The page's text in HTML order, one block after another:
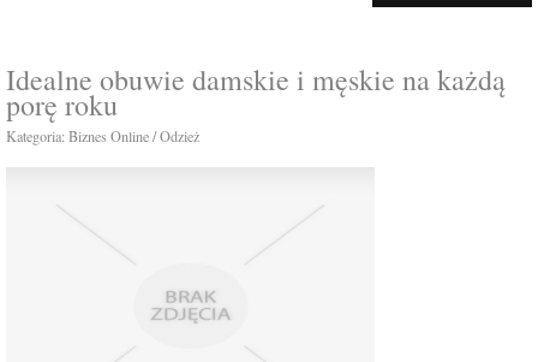
Idealne obuwie damskie i męskie na każdą
porę roku
Kategoria: Biznes Online / Odzież